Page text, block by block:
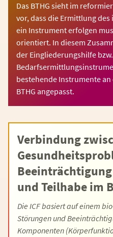
Das BTHG sieht im
vor, dass die Ermittlung
ein Instrument erfolgen
orientiert. In diesem
der Eingliederungshilfe
bestehende Instrumente
BTHG angepasst.
Verbindung
und Teilhabe im
Die ICF basiert auf einem
Störungen und
Komponenten